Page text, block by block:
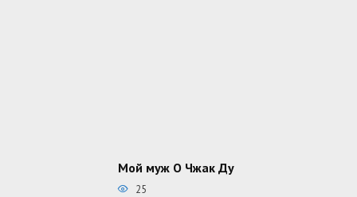
Мой муж О Чжак Ду
25